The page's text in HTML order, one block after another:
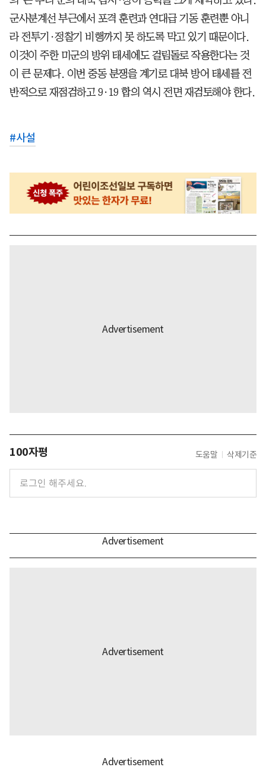
군사분계선 부근에서 포격 훈련과 연대급 기동 훈련뿐 아니
라 전투기·정찰기 비행까지 못 하도록 막고 있기 때문이다.
이것이 주한 미군의 방위 태세에도 걸림돌로 작용한다는 것
이 큰 문제다. 이번 중동 분쟁을 계기로 대북 방어 태세를 전
반적으로 재점검하고 9·19 합의 역시 전면 재검토해야 한다.
#사설
100자평 도움말 삭제기준